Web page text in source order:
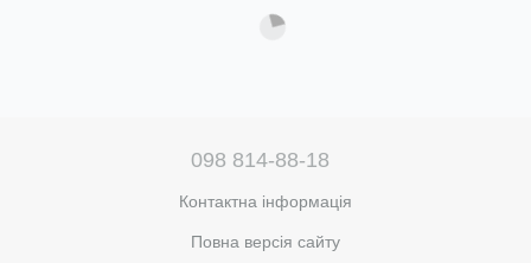
098 814-88-18
Контактна інформація
Повна версія сайту